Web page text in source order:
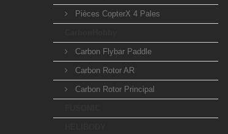
Pièces CopterX 4 Pales
Carbon Flybar Paddle
Carbon Rotor AR
Carbon Rotor Principal